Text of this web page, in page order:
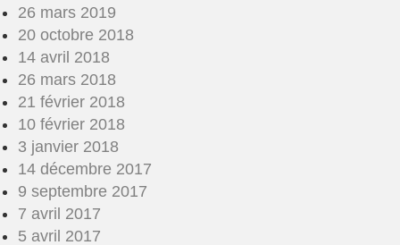
26 mars 2019
20 octobre 2018
14 avril 2018
26 mars 2018
21 février 2018
10 février 2018
3 janvier 2018
14 décembre 2017
9 septembre 2017
7 avril 2017
5 avril 2017